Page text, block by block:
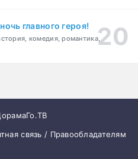
главного героя!
комедия, романтика,
связь / Правообладателям